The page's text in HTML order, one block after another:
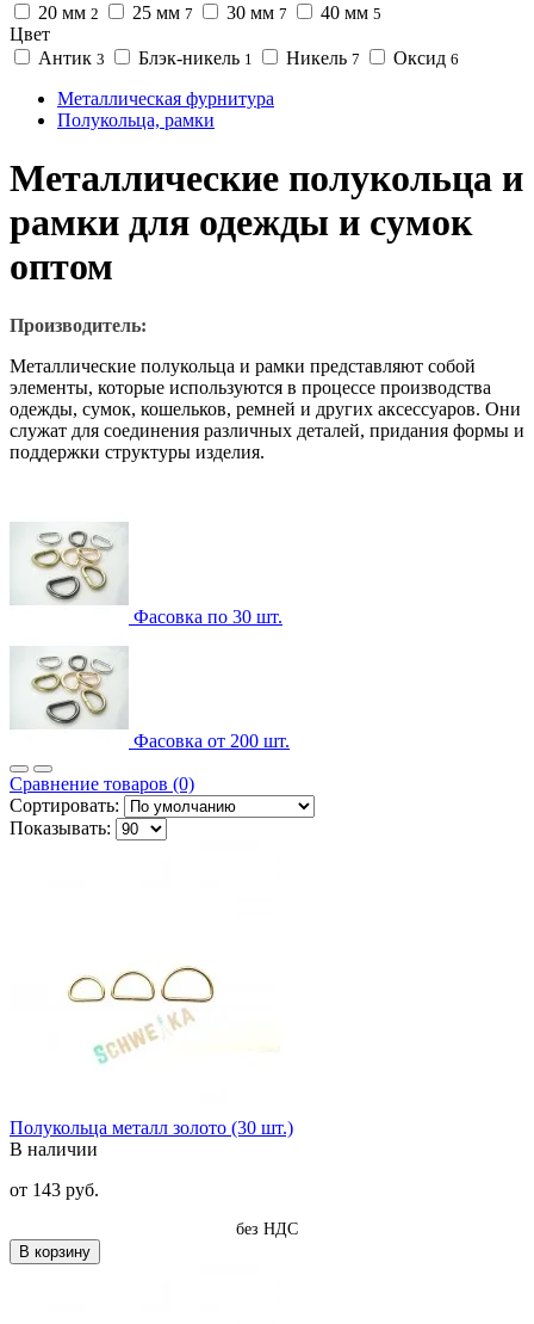
20 мм 2 25 мм 7 30 мм 7 40 мм 5
Цвет
Антик 3 Блэк-никель 1 Никель 7 Оксид 6
Металлическая фурнитура
Полукольца, рамки
Металлические полукольца и
рамки для одежды и сумок
оптом
Производитель:
Металлические полукольца и рамки представляют собой
элементы, которые используются в процессе производства
одежды, сумок, кошельков, ремней и других аксессуаров. Они
служат для соединения различных деталей, придания формы и
поддержки структуры изделия.
Фасовка по 30 шт.
Фасовка от 200 шт.
Сравнение товаров (0)
Сортировать:
Показывать:
Полукольца металл золото (30 шт.)
В наличии
от 143 руб.
без НДС
В корзину